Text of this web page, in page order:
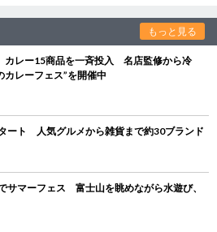
もっと見る
カレー15商品を一斉投入 名店監修から冷
カレーフェス”を開催中
ート 人気グルメから雑貨まで約30ブランド
サマーフェス 富士山を眺めながら水遊び、